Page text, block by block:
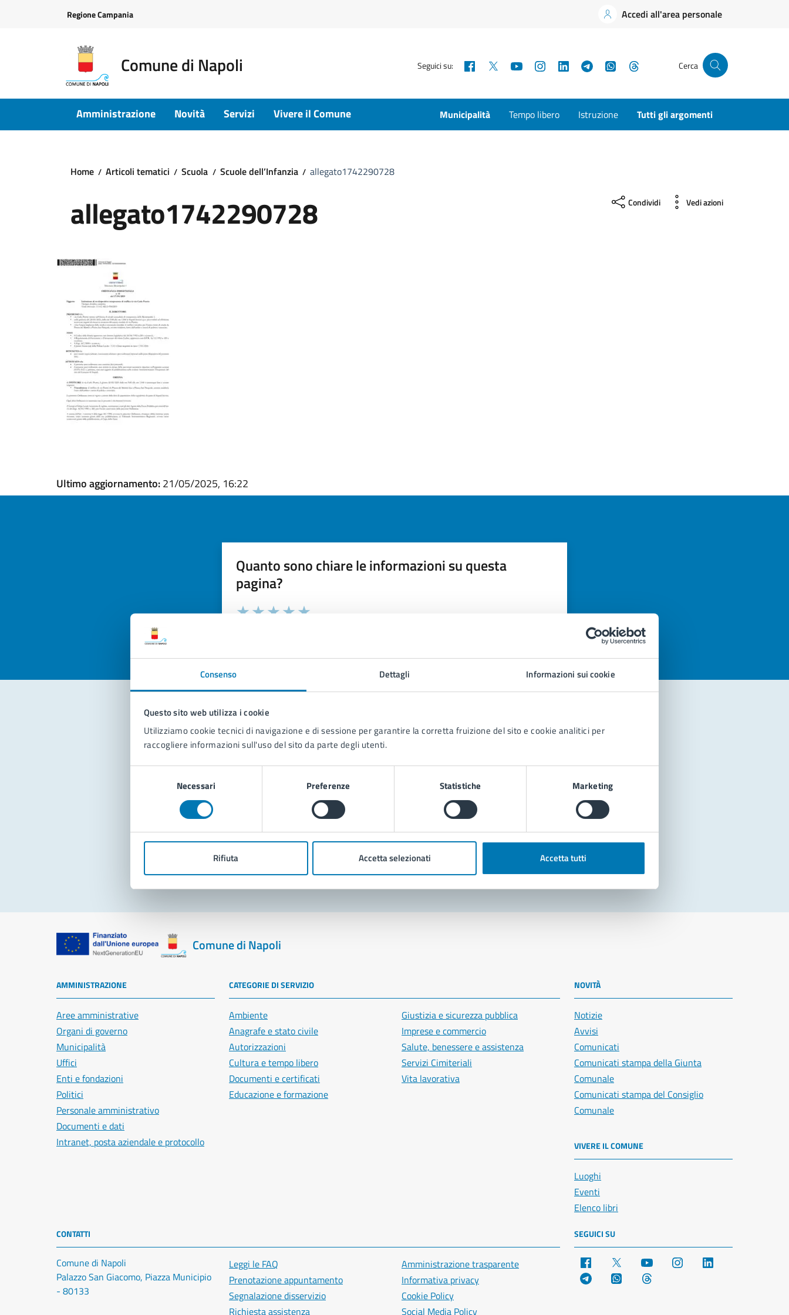
Consenso Dettagli Informazioni sui cookie
Questo sito web utilizza i cookie
Utilizziamo cookie tecnici di navigazione e di sessione per garantire la corretta fruizione del sito e cookie analitici per
raccogliere informazioni sull'uso del sito da parte degli utenti.
Necessari Preferenze Statistiche Marketing
Rifiuta Accetta selezionati Accetta tutti
Regione Campania Accedi all'area personale
Comune di Napoli Seguici su: Facebook YouTubeInstagramLinkedInTelegramWhatsApp Cerca
Amministrazione Novità Servizi Vivere il Comune Municipalità Tempo libero Istruzione Tutti gli argomenti
Home Articoli tematici Scuola Scuole dell’Infanzia allegato1742290728
allegato1742290728 Condividi Vedi azioni
Ultimo aggiornamento:21/05/2025, 16:22
Quanto sono chiare le informazioni su questa
pagina?
Valuta la chiarezza delle informazioni (da 1 a 5 stelle)
Seleziona il numero di stelle per valutare la chiarezza delle informazioni
Contatta il comune
Richiedi assistenza
Prenota appuntamento
Problemi in città
Comune di Napoli
AMMINISTRAZIONE
Aree amministrative
Organi di governo
Municipalità
Uffici
Enti e fondazioni
Politici
Personale amministrativo
Documenti e dati
Intranet, posta aziendale e protocollo
CATEGORIE DI SERVIZIO
Ambiente
Anagrafe e stato civile
Autorizzazioni
Cultura e tempo libero
Documenti e certificati
Educazione e formazione
Giustizia e sicurezza pubblica
Imprese e commercio
Salute, benessere e assistenza
Servizi Cimiteriali
Vita lavorativa
NOVITÀ
Notizie
Avvisi
Comunicati
Comunicati stampa della Giunta
Comunale
Comunicati stampa del Consiglio
Comunale
VIVERE IL COMUNE
Luoghi
Eventi
Elenco libri
CONTATTI
Comune di Napoli
Palazzo San Giacomo, Piazza Municipio
- 80133
Leggi le FAQ
Prenotazione appuntamento
Segnalazione disservizio
Richiesta assistenza
Amministrazione trasparente
Informativa privacy
Cookie Policy
Social Media Policy
SEGUICI SU
Facebook YouTube Instagram
Telegram WhatsApp